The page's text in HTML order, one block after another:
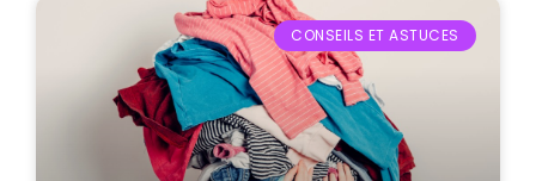
CONSEILS ET ASTUCES